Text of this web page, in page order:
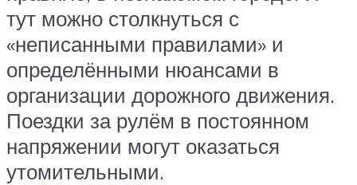
тут можно столкнуться с
«неписанными правилами» и
определёнными нюансами в
организации дорожного движения.
Поездки за рулём в постоянном
напряжении могут оказаться
утомительными.